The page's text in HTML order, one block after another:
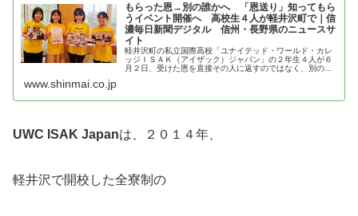
もらった恩→別の誰かへ 「恩送り」知ってもら
うイベント開催へ 高校生４人が軽井沢町で｜信
濃毎日新聞デジタル 信州・長野県のニュースサ
イト
軽井沢町の私立国際高校「ユナイテッド・ワールド・カレ
ッジＩＳＡＫ（アイザック）ジャパン」の２年生４人が６
月２日、受けた恩を直接その人に返すのではなく、別の人
www.shinmai.co.jp
UWC ISAK Japanは、２０１４年、
軽井沢で開校した全寮制の